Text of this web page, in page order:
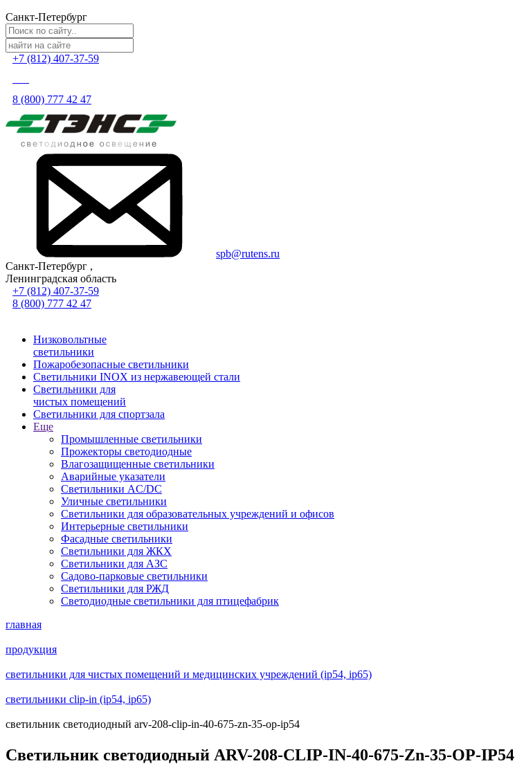
Санкт-Петербург
+7 (812) 407-37-59
8 (800) 777 42 47
spb@rutens.ru
Санкт-Петербург ,
Ленинградская область
+7 (812) 407-37-59
8 (800) 777 42 47
Низковольтные
светильники
Пожаробезопасные светильники
Светильники INOX из нержавеющей стали
Светильники для
чистых помещений
Светильники для спортзала
Еще
Промышленные светильники
Прожекторы светодиодные
Влагозащищенные светильники
Аварийные указатели
Светильники AC/DC
Уличные светильники
Светильники для образовательных учреждений и офисов
Интерьерные светильники
Фасадные светильники
Светильники для ЖКХ
Светильники для АЗС
Садово-парковые светильники
Светильники для РЖД
Светодиодные светильники для птицефабрик
главная
продукция
светильники для чистых помещений и медицинских учреждений (ip54, ip65)
светильники clip-in (ip54, ip65)
светильник светодиодный arv-208-clip-in-40-675-zn-35-op-ip54
Светильник светодиодный ARV-208-CLIP-IN-40-675-Zn-35-OP-IP54